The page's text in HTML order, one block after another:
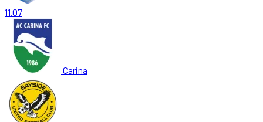
11.07
Carina